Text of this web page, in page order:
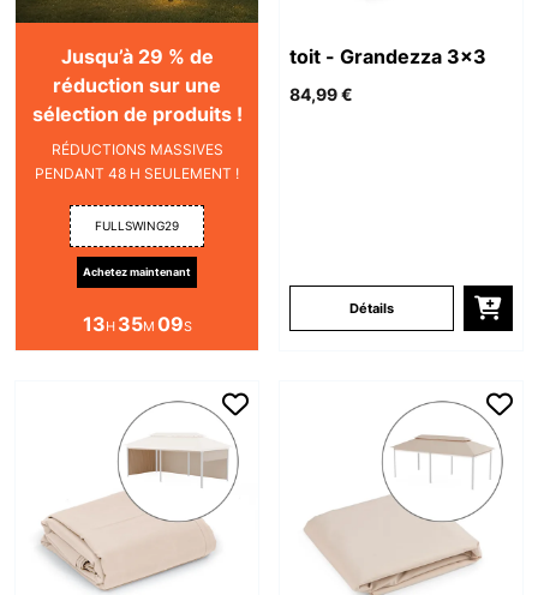
Jusqu’à 29 % de
réduction sur une
sélection de produits !
RÉDUCTIONS MASSIVES
PENDANT 48 H SEULEMENT !
FULLSWING29
Achetez maintenant
13H 35M 08S
toit - Grandezza 3x3
84,99 €
Détails